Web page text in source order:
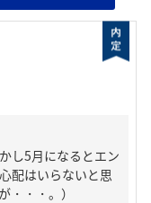
し5月になるとエン
配はいらないと思
・・・。）